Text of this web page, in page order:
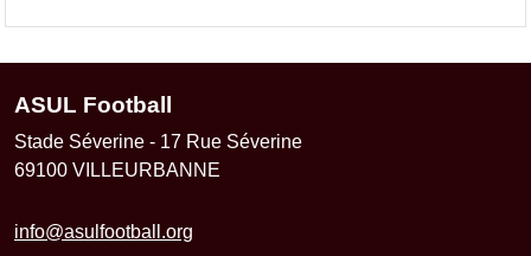
ASUL Football
Stade Séverine - 17 Rue Séverine
69100 VILLEURBANNE
info@asulfootball.org